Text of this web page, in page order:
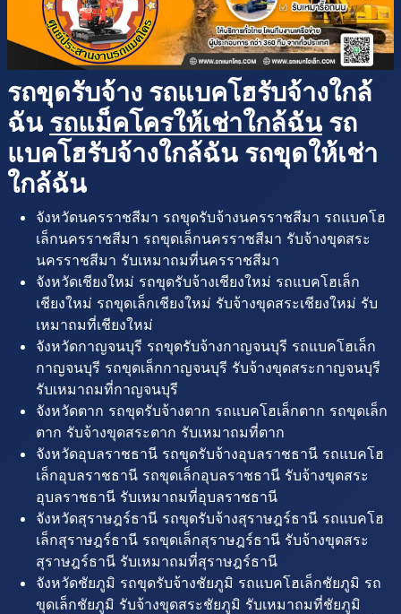
รถขุดรับจ้าง รถแบคโฮรับจ้างใกล้
ฉัน รถแม็คโครให้เช่าใกล้ฉัน รถ
แบคโฮรับจ้างใกล้ฉัน รถขุดให้เช่า
ใกล้ฉัน
จังหวัดนครราชสีมา รถขุดรับจ้างนครราชสีมา รถแบคโฮ
เล็กนครราชสีมา รถขุดเล็กนครราชสีมา รับจ้างขุดสระ
นครราชสีมา รับเหมาถมที่นครราชสีมา
จังหวัดเชียงใหม่ รถขุดรับจ้างเชียงใหม่ รถแบคโฮเล็ก
เชียงใหม่ รถขุดเล็กเชียงใหม่ รับจ้างขุดสระเชียงใหม่ รับ
เหมาถมที่เชียงใหม่
จังหวัดกาญจนบุรี รถขุดรับจ้างกาญจนบุรี รถแบคโฮเล็ก
กาญจนบุรี รถขุดเล็กกาญจนบุรี รับจ้างขุดสระกาญจนบุรี
รับเหมาถมที่กาญจนบุรี
จังหวัดตาก รถขุดรับจ้างตาก รถแบคโฮเล็กตาก รถขุดเล็ก
ตาก รับจ้างขุดสระตาก รับเหมาถมที่ตาก
จังหวัดอุบลราชธานี รถขุดรับจ้างอุบลราชธานี รถแบคโฮ
เล็กอุบลราชธานี รถขุดเล็กอุบลราชธานี รับจ้างขุดสระ
อุบลราชธานี รับเหมาถมที่อุบลราชธานี
จังหวัดสุราษฎร์ธานี รถขุดรับจ้างสุราษฎร์ธานี รถแบคโฮ
เล็กสุราษฎร์ธานี รถขุดเล็กสุราษฎร์ธานี รับจ้างขุดสระ
สุราษฎร์ธานี รับเหมาถมที่สุราษฎร์ธานี
จังหวัดชัยภูมิ รถขุดรับจ้างชัยภูมิ รถแบคโฮเล็กชัยภูมิ รถ
ขุดเล็กชัยภูมิ รับจ้างขุดสระชัยภูมิ รับเหมาถมที่ชัยภูมิ